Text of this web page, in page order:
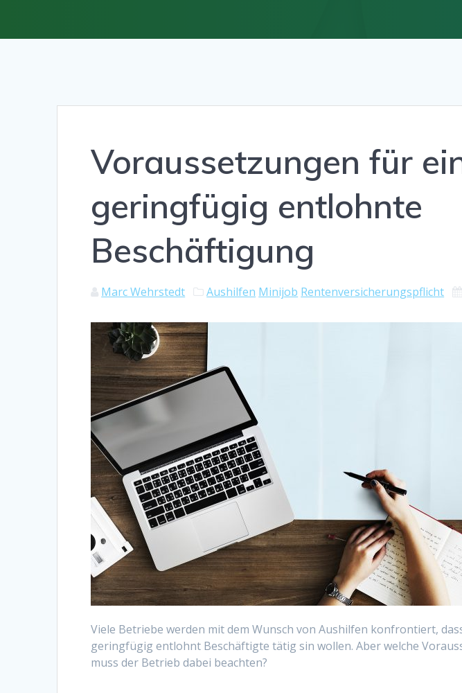
Voraussetzungen für
geringfügig entlohnte
Beschäftigung
Marc Wehrstedt Aushilfen Minijob Rentenversicherungspflicht
Viele Betriebe werden mit dem Wunsch von Aushilfen konfrontiert,
geringfügig entlohnt Beschäftigte tätig sin wollen. Aber welche
muss der Betrieb dabei beachten?